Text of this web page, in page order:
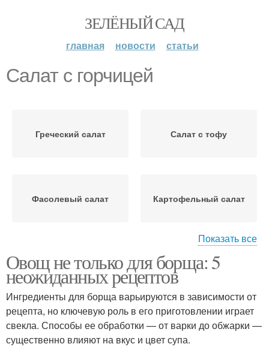
ЗЕЛЁНЫЙ САД
главная новости статьи
Салат с горчицей
Греческий салат Салат с тофу
Фасолевый салат Картофельный салат
Салат из свеклы и Овощной салат
Салат с пекинской
капустой
Вегетарианский салат
Показать все
Овощ не только для борща: 5
неожиданных рецептов
Ингредиенты для борща варьируются в зависимости от
рецепта, но ключевую роль в его приготовлении играет
свекла. Способы ее обработки — от варки до обжарки —
существенно влияют на вкус и цвет супа.